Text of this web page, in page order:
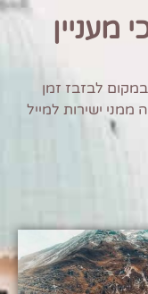
מעניין
לבזבז זמן
ממני ישירות למייל